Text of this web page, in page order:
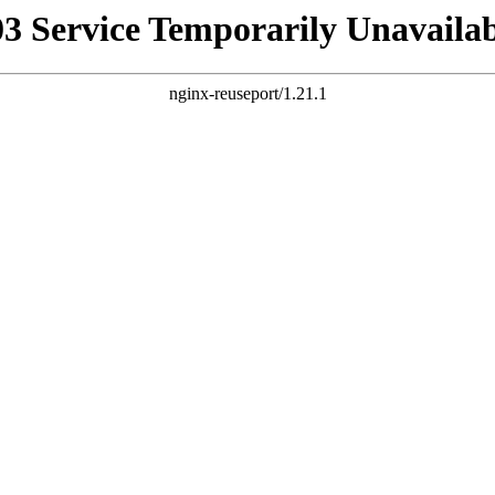
Service Temporarily
nginx-reuseport/1.21.1